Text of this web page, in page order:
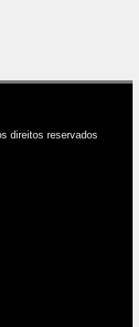
direitos reservados